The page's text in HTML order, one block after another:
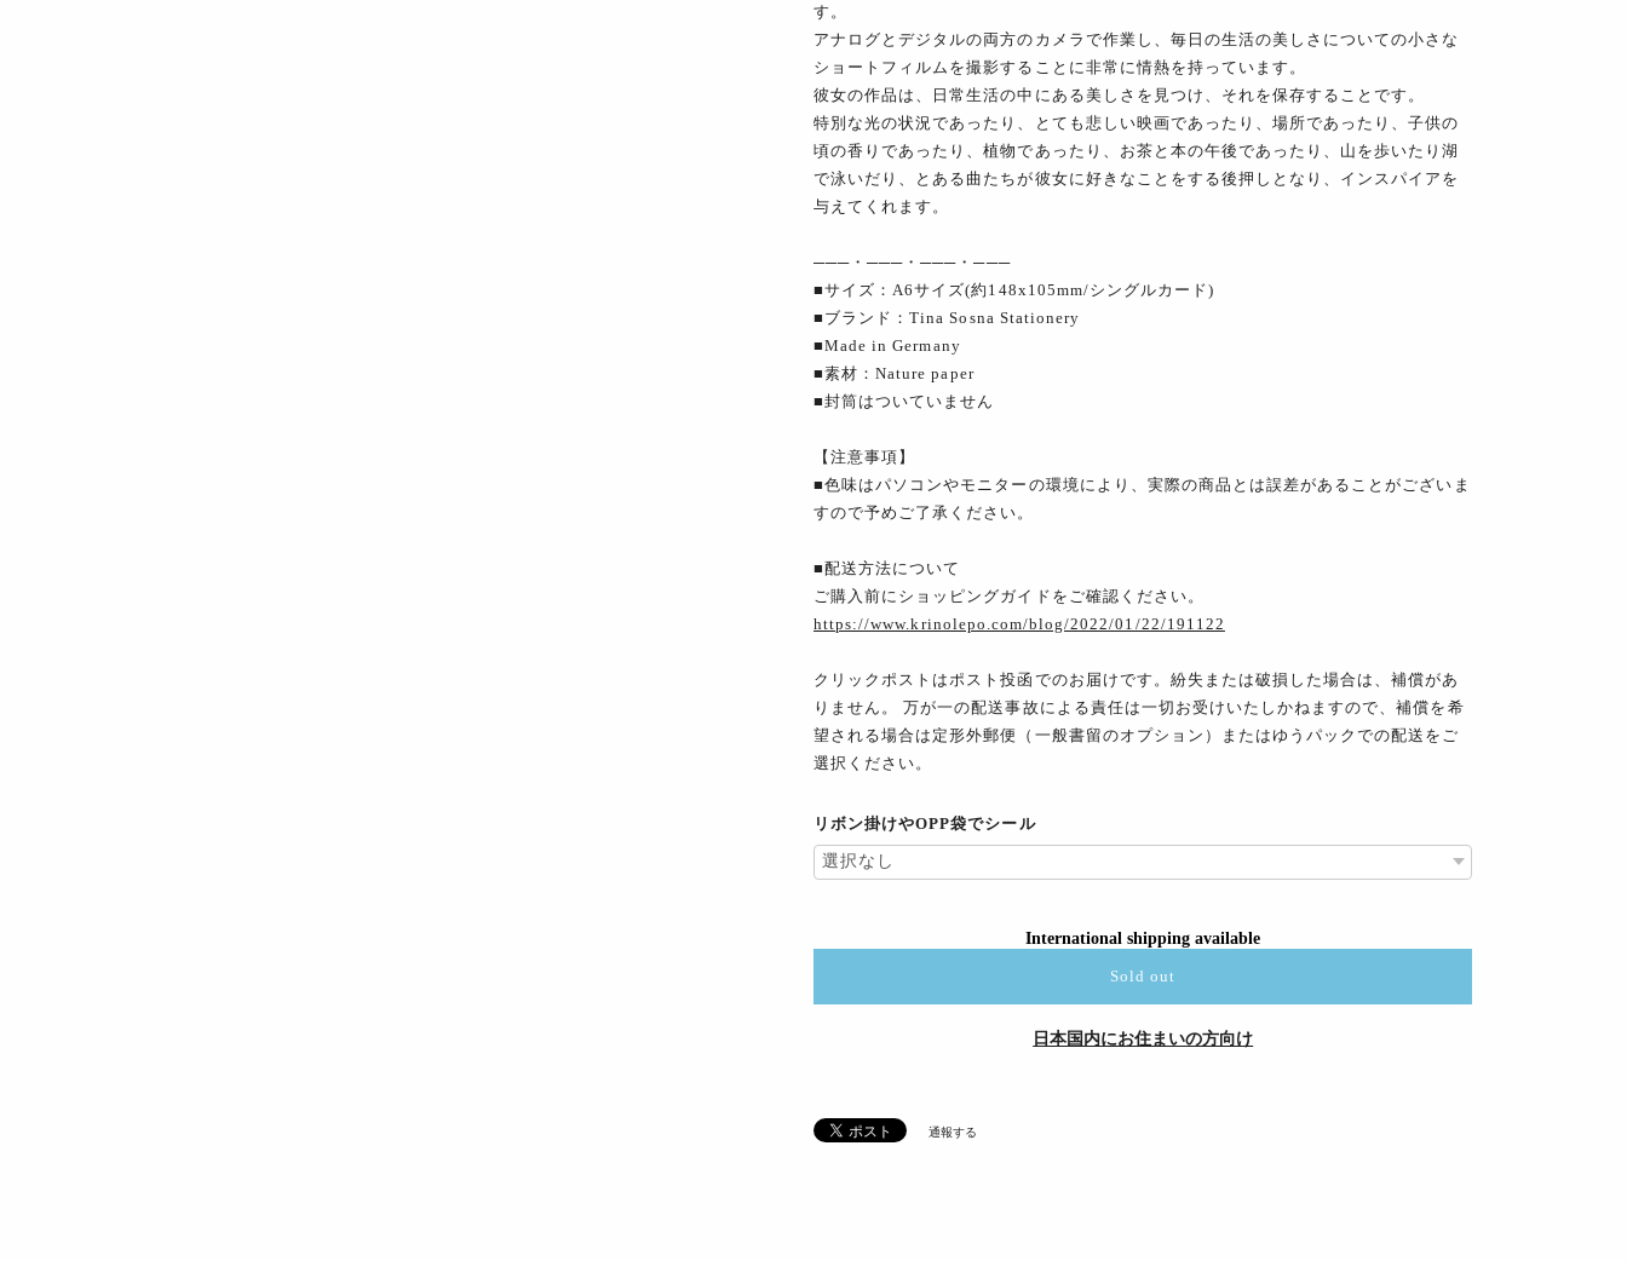
す。
アナログとデジタルの両方のカメラで作業し、毎日の生活の美しさについての小さな
ショートフィルムを撮影することに非常に情熱を持っています。
彼女の作品は、日常生活の中にある美しさを見つけ、それを保存することです。
特別な光の状況であったり、とても悲しい映画であったり、場所であったり、子供の
頃の香りであったり、植物であったり、お茶と本の午後であったり、山を歩いたり湖
で泳いだり、とある曲たちが彼女に好きなことをする後押しとなり、インスパイアを
与えてくれます。
───・───・───・───
■サイズ：A6サイズ(約148x105mm/シングルカード)
■ブランド：Tina Sosna Stationery
■Made in Germany
■素材：Nature paper
■封筒はついていません
【注意事項】
■色味はパソコンやモニターの環境により、実際の商品とは誤差があることがございま
すので予めご了承ください。
■配送方法について
ご購入前にショッピングガイドをご確認ください。
https://www.krinolepo.com/blog/2022/01/22/191122
クリックポストはポスト投函でのお届けです。紛失または破損した場合は、補償があ
りません。 万が一の配送事故による責任は一切お受けいたしかねますので、補償を希
望される場合は定形外郵便（一般書留のオプション）またはゆうパックでの配送をご
選択ください。
リボン掛けやOPP袋でシール
International shipping available
Sold out
日本国内にお住まいの方向け
通報する